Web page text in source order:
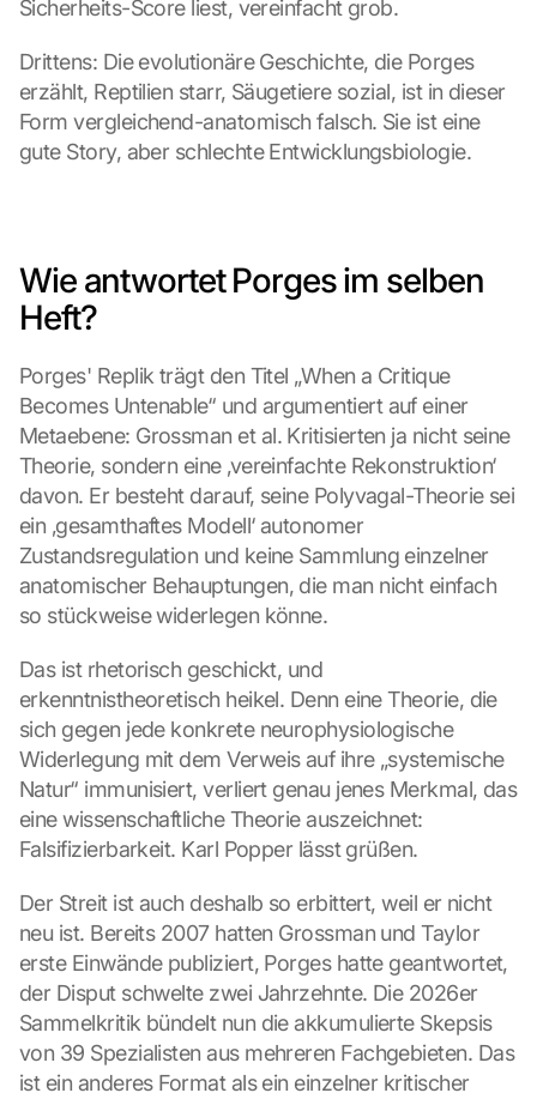
Sicherheits-Score liest, vereinfacht grob.
Drittens: Die evolutionäre Geschichte, die Porges
erzählt, Reptilien starr, Säugetiere sozial, ist in dieser
Form vergleichend-anatomisch falsch. Sie ist eine
gute Story, aber schlechte Entwicklungsbiologie.
Wie antwortet Porges im selben
Heft?
Porges' Replik trägt den Titel „When a Critique
Becomes Untenable“ und argumentiert auf einer
Metaebene: Grossman et al. Kritisierten ja nicht seine
Theorie, sondern eine ‚vereinfachte Rekonstruktion‘
davon. Er besteht darauf, seine Polyvagal-Theorie sei
ein ‚gesamthaftes Modell‘ autonomer
Zustandsregulation und keine Sammlung einzelner
anatomischer Behauptungen, die man nicht einfach
so stückweise widerlegen könne.
Das ist rhetorisch geschickt, und
erkenntnistheoretisch heikel. Denn eine Theorie, die
sich gegen jede konkrete neurophysiologische
Widerlegung mit dem Verweis auf ihre „systemische
Natur“ immunisiert, verliert genau jenes Merkmal, das
eine wissenschaftliche Theorie auszeichnet:
Falsifizierbarkeit. Karl Popper lässt grüßen.
Der Streit ist auch deshalb so erbittert, weil er nicht
neu ist. Bereits 2007 hatten Grossman und Taylor
erste Einwände publiziert, Porges hatte geantwortet,
der Disput schwelte zwei Jahrzehnte. Die 2026er
Sammelkritik bündelt nun die akkumulierte Skepsis
von 39 Spezialisten aus mehreren Fachgebieten. Das
ist ein anderes Format als ein einzelner kritischer